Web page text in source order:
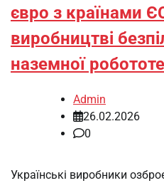
євро з країнами
виробництві
наземної
Admin
26.02.2026
0
Українські виробники